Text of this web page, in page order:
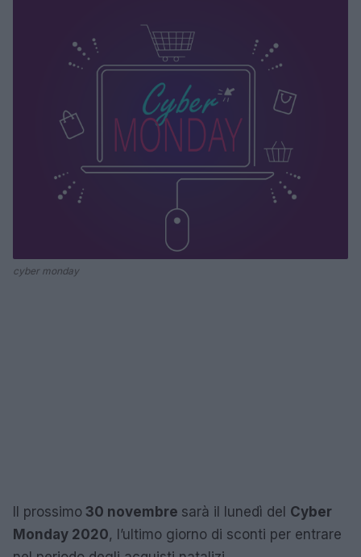
cyber monday
Il prossimo 30 novembre sarà il lunedì del Cyber
Monday 2020, l’ultimo giorno di sconti per entrare